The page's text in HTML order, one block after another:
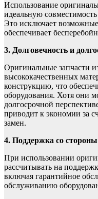
Использование
идеальную
Это исключает
обеспечивает
3. Долговечность и
Оригинальные запчасти
высококачественных
конструкцию, что
оборудования. Хотя они
долгосрочной
приводит к экономии за
замен.
4. Поддержка со
При использовании
рассчитывать на
включая гарантийное
обслуживанию